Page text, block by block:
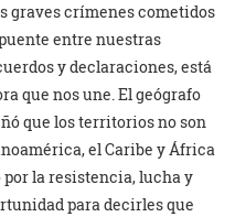
graves crímenes cometidos
entre nuestras
y declaraciones, está
que nos une. El geógrafo
que los territorios no son
el Caribe y África
la resistencia, lucha y
para decirles que